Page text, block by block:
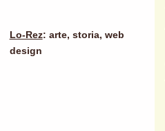
Lo-Rez: arte, storia, web
design